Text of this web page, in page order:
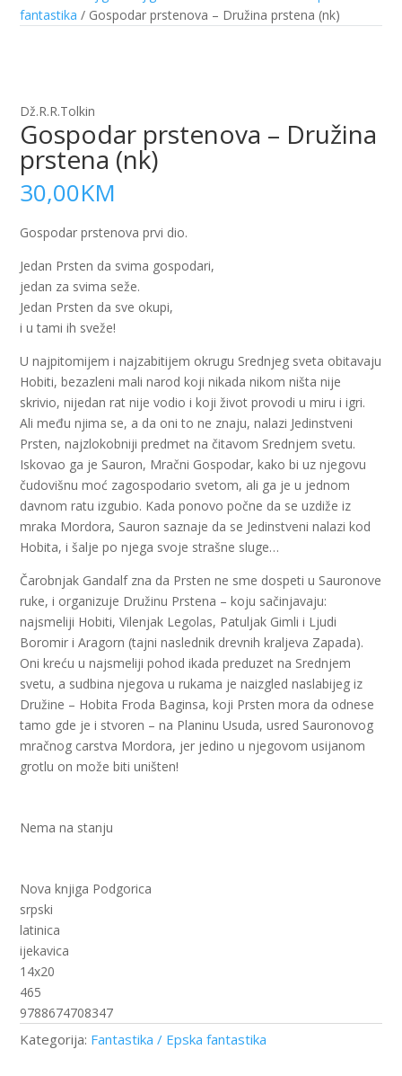
fantastika / Gospodar prstenova – Družina prstena (nk)
Dž.R.R.Tolkin
Gospodar prstenova – Družina
prstena (nk)
30,00KM
Gospodar prstenova prvi dio.
Jedan Prsten da svima gospodari,
jedan za svima seže.
Jedan Prsten da sve okupi,
i u tami ih sveže!
U najpitomijem i najzabitijem okrugu Srednjeg sveta obitavaju
Hobiti, bezazleni mali narod koji nikada nikom ništa nije
skrivio, nijedan rat nije vodio i koji život provodi u miru i igri.
Ali među njima se, a da oni to ne znaju, nalazi Jedinstveni
Prsten, najzlokobniji predmet na čitavom Srednjem svetu.
Iskovao ga je Sauron, Mračni Gospodar, kako bi uz njegovu
čudovišnu moć zagospodario svetom, ali ga je u jednom
davnom ratu izgubio. Kada ponovo počne da se uzdiže iz
mraka Mordora, Sauron saznaje da se Jedinstveni nalazi kod
Hobita, i šalje po njega svoje strašne sluge…
Čarobnjak Gandalf zna da Prsten ne sme dospeti u Sauronove
ruke, i organizuje Družinu Prstena – koju sačinjavaju:
najsmeliji Hobiti, Vilenjak Legolas, Patuljak Gimli i Ljudi
Boromir i Aragorn (tajni naslednik drevnih kraljeva Zapada).
Oni kreću u najsmeliji pohod ikada preduzet na Srednjem
svetu, a sudbina njegova u rukama je naizgled naslabijeg iz
Družine – Hobita Froda Baginsa, koji Prsten mora da odnese
tamo gde je i stvoren – na Planinu Usuda, usred Sauronovog
mračnog carstva Mordora, jer jedino u njegovom usijanom
grotlu on može biti uništen!
Nema na stanju
Nova knjiga Podgorica
srpski
latinica
ijekavica
14x20
465
9788674708347
Kategorija: Fantastika / Epska fantastika